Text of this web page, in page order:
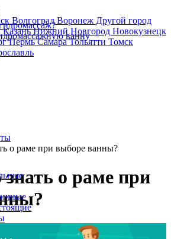
ВолгоградВоронеж Другой город
КазаньНижний Новгород Новокузнецк
ПермьСамараТольятти Томск
ванну
о раме при выборе ванны?
о раме при